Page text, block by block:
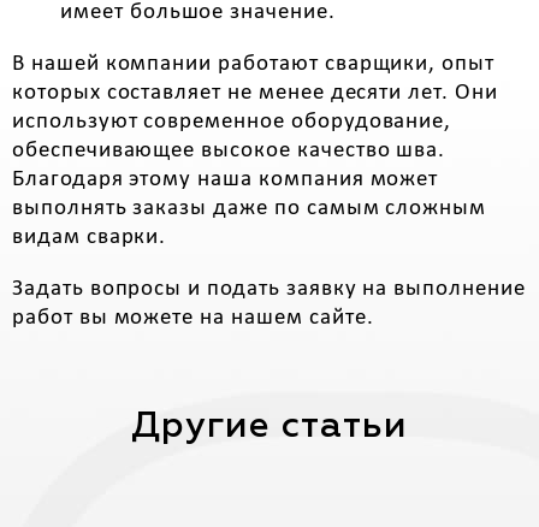
имеет большое значение.
В нашей компании работают сварщики, опыт
которых составляет не менее десяти лет. Они
используют современное оборудование,
обеспечивающее высокое качество шва.
Благодаря этому наша компания может
выполнять заказы даже по самым сложным
видам сварки.
Задать вопросы и подать заявку на выполнение
работ вы можете на нашем сайте.
Другие статьи